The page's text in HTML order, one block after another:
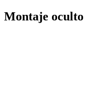
Montaje oculto